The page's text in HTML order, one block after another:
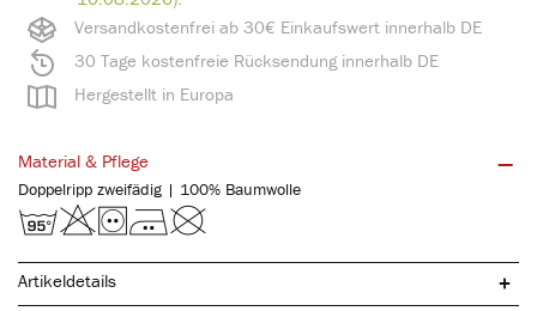
Versandkostenfrei ab 30€ Einkaufswert innerhalb DE
30 Tage kostenfreie Rücksendung innerhalb DE
Hergestellt in Europa
Material & Pflege
Doppelripp zweifädig | 100% Baumwolle
Artikeldetails